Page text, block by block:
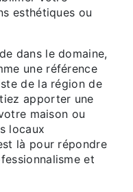
esthétiques ou
dans le domaine,
une référence
de la région de
apporter une
maison ou
locaux
là pour répondre
et